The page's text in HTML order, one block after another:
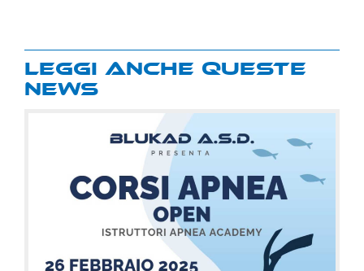
Leggi anche queste
news